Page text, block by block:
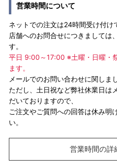
営業時間について
ネットでの注文は24時間受け付け
店舗へのお問合せにつきましては
す。
平日 9:00～17:00 ※土曜・日曜・
ます。
メールでのお問い合わせに関しま
ただし、土日祝など弊社休業日は
だいておりますので、
ご注文やご質問への回答は休み明
い。
営業時間の詳